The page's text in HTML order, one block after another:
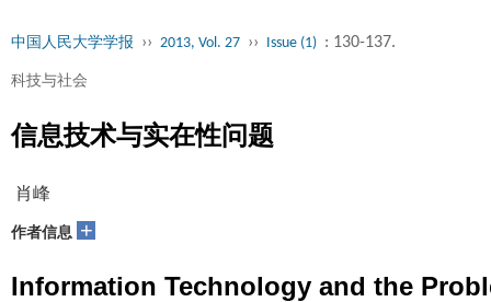
中国人民大学学报 ›› 2013, Vol. 27 ›› Issue (1) : 130-137.
科技与社会
信息技术与实在性问题
肖峰
作者信息 +
Information Technology and the